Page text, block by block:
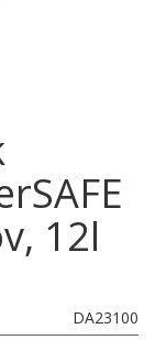
12l
DA23100